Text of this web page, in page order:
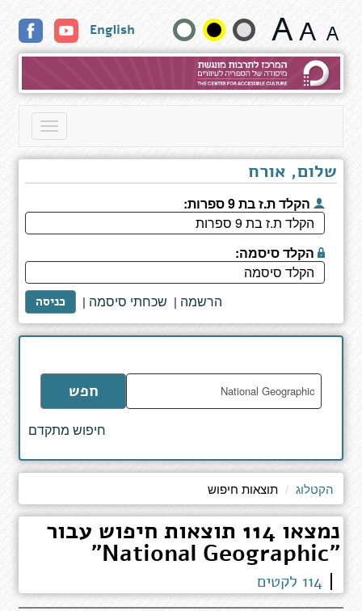
חיפוש
שנה
גודל
טקסט
English
Toggle
שלום, אורח
הקלד ת.ז בת 9 ספרות:
הקלד סיסמה:
כניסה | שכחתי סיסמה | הרשמה
הקלד
מילים
לחיפוש
חפש
חיפוש מתקדם
הקטלוג תוצאות חיפוש
נמצאו 114 תוצאות חיפוש עבור
"National Geographic"
114 לקטים